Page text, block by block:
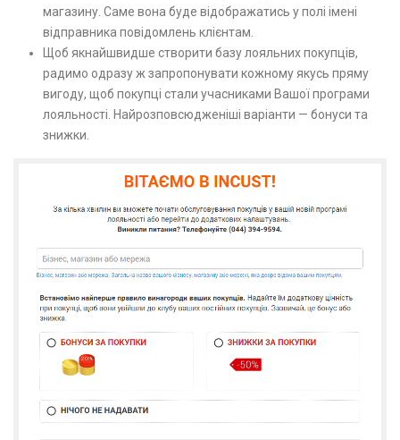
магазину. Саме вона буде відображатись у полі імені
відправника повідомлень клієнтам.
Щоб якнайшвидше створити базу лояльних покупців,
радимо одразу ж запропонувати кожному якусь пряму
вигоду, щоб покупці стали учасниками Вашої програми
лояльності. Найрозповсюдженіші варіанти — бонуси та
знижки.